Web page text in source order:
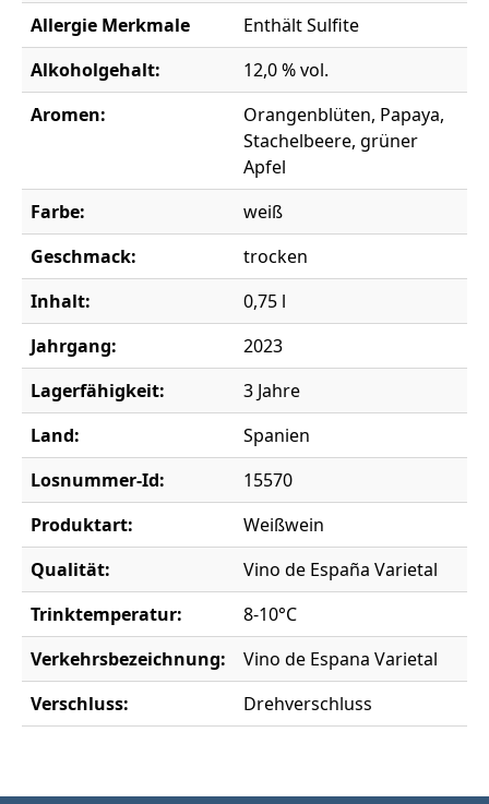
Allergie Merkmale
Enthält Sulfite
Alkoholgehalt:
12,0 % vol.
Aromen:
Orangenblüten, Papaya,
Stachelbeere, grüner
Apfel
Farbe:
weiß
Geschmack:
trocken
Inhalt:
0,75 l
Jahrgang:
2023
Lagerfähigkeit:
3 Jahre
Land:
Spanien
Losnummer-Id:
15570
Produktart:
Weißwein
Qualität:
Vino de España Varietal
Trinktemperatur:
8-10°C
Verkehrsbezeichnung:
Vino de Espana Varietal
Verschluss:
Drehverschluss